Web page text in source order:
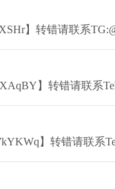
】转错请联系
】转错请联系
】转错请联系